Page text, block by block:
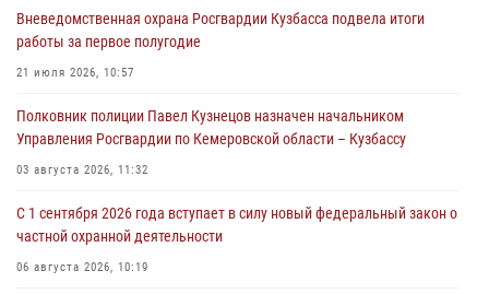
Росгвардейцы задержали предполагаемого виновника причинения
ножевого ранения кемеровчанину
06 августа 2026, 09:18
Росгвардейцы задержали мужчину, повредившего имущество
горожанки
06 августа 2026, 08:17
Росгвардейцы пресекли противоправные действия и защитили
новокузнечанку от агрессивного знакомого
06 августа 2026, 07:16
Вневедомственная охрана Росгвардии Кузбасса подвела итоги
работы за первое полугодие
21 июля 2026, 10:57
Полковник полиции Павел Кузнецов назначен начальником
Управления Росгвардии по Кемеровской области – Кузбассу
03 августа 2026, 11:32
С 1 сентября 2026 года вступает в силу новый федеральный закон о
частной охранной деятельности
06 августа 2026, 10:19